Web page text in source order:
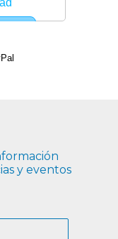
y eventos